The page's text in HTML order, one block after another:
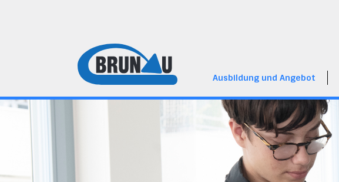
Ausbildung und Angebot